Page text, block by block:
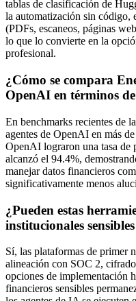
tablas de clasificación de
la automatización sin código,
(PDFs, escaneos, páginas
lo que lo convierte en la
profesional.
¿Cómo se compara
OpenAI en términos
En benchmarks recientes de
agentes de OpenAI en más
OpenAI lograron una tasa de
alcanzó el 94.4%,
manejar datos financieros
significativamente menos
¿Pueden estas
institucionales
Sí, las plataformas de primer
alineación con SOC 2,
opciones de implementación
financieros sensibles